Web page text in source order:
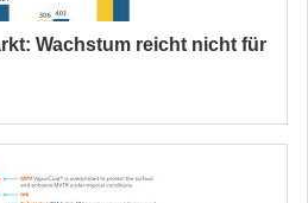
Wachstum reicht nicht für